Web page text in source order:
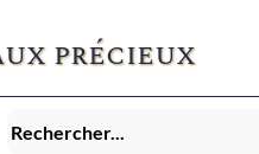
précieux